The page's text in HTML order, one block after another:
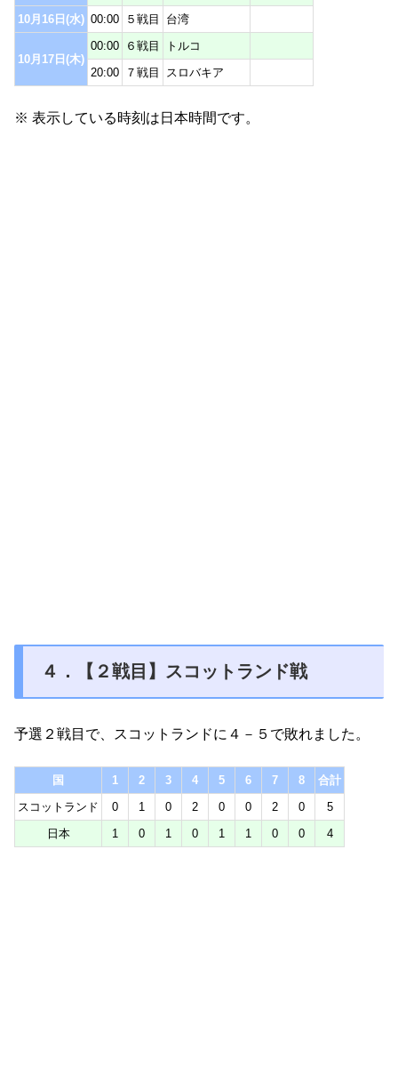
10月16日(水) 00:00 ５戦目 台湾
10月17日(木)
00:00 ６戦目
トルコ
20:00
７戦目 スロバキア
※ 表示している時刻は日本時間です。
４．【２戦目】スコットランド戦
予選２戦目で、スコットランドに４－５で敗れました。
国 1 2 3 4 5 6 7 8
合計
スコットランド
0 1 0 2 0 0 2 0
5
日本
1 0 1 0 1 1 0 0 4